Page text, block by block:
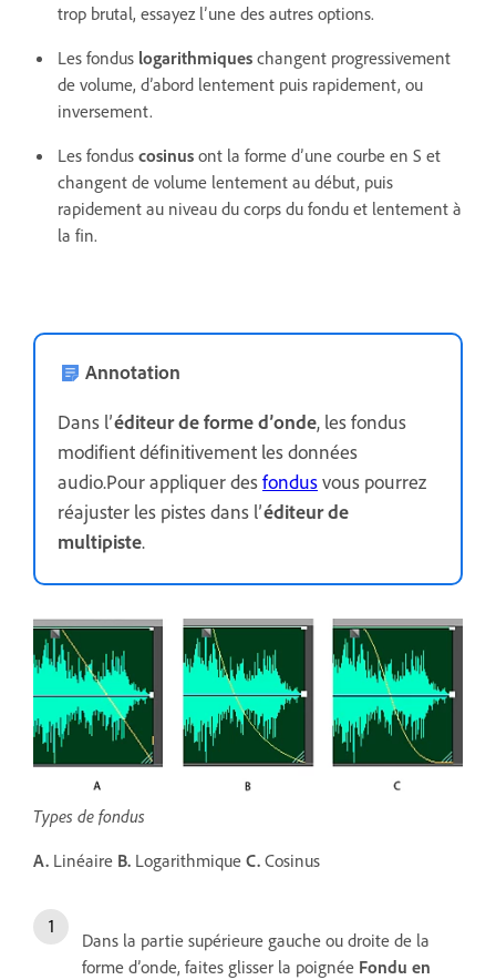
trop brutal, essayez l’une des autres options.
Les fondus logarithmiques changent progressivement
de volume, d’abord lentement puis rapidement, ou
inversement.
Les fondus cosinus ont la forme d’une courbe en S et
changent de volume lentement au début, puis
rapidement au niveau du corps du fondu et lentement à
la fin.
Annotation
Dans l’éditeur de forme d’onde, les fondus
modifient définitivement les données
audio.Pour appliquer desfondusvous pourrez
réajuster les pistes dans l’éditeur de
multipiste.
Types de fondus
A. Linéaire B. Logarithmique C. Cosinus
Dans la partie supérieure gauche ou droite de la
forme d’onde, faites glisser la poignée Fondu en